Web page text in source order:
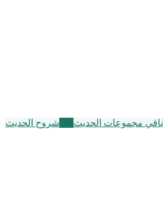
باقي مجموعات الحديث شروح الحديث